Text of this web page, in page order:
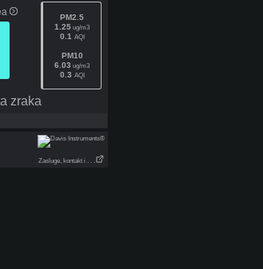
PM2.5
1.25 ug/m3
0.1 AQI
PM10
6.03 ug/m3
0.3 AQI
zraka
Zasluge, kontakt i . . .